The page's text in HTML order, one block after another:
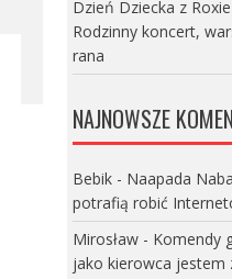
Dzień Dziecka z
Rodzinny koncert,
rana
NAJNOWSZE
Bebik- Naapada
potrafią robić
Mirosław- Komendy
jako kierowca jestem